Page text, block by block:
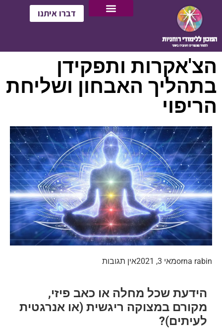
דברו איתנו
הצ'אקרות ותפקידן
בתהליך האבחון ושליחת
הריפוי
orna rabinמאי 3, 2021 אין תגובות
הידעת שכל מחלה או כאב פיזי,
מקורם במצוקה ריגשית (או אנרגטית
לעיתים)?